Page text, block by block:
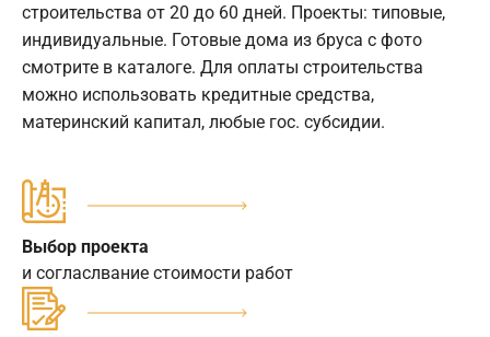
строительства от 20 до 60 дней. Проекты: типовые,
индивидуальные. Готовые дома из бруса с фото
смотрите в каталоге. Для оплаты строительства
можно использовать кредитные средства,
материнский капитал, любые гос. субсидии.
Выбор проекта
и согласлвание стоимости работ